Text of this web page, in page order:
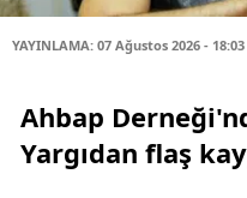
YAYINLAMA: 07 Ağustos 2026 - 18:03
Ahbap
Yargıdan flaş